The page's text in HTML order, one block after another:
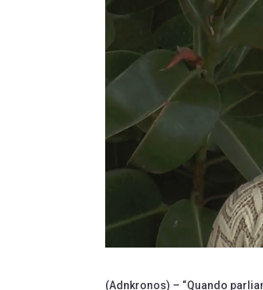
(Adnkronos) – “Quando